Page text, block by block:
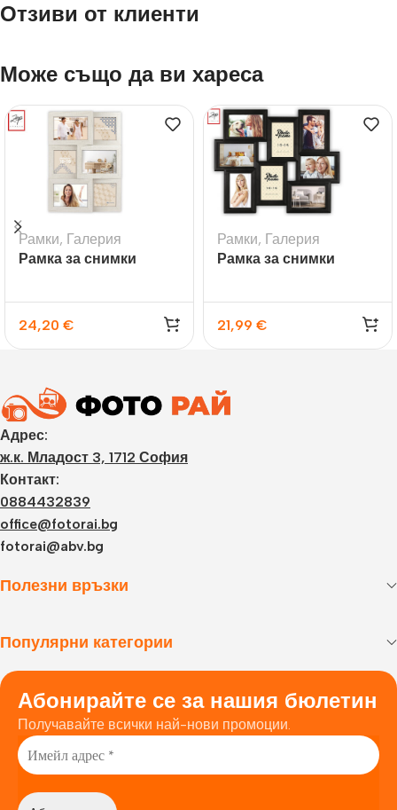
Отзиви от клиенти
Може също да ви хареса
Рамки, Галерия
Рамка за снимки
24,20 €
Рамки, Галерия
Рамка за снимки
21,99 €
Адрес:
ж.к. Младост 3, 1712 София
Контакт:
0884432839
office@fotorai.bg
fotorai@abv.bg
Полезни връзки
Популярни категории
Абонирайте се за нашия бюлетин
Получавайте всички най-нови промоции.